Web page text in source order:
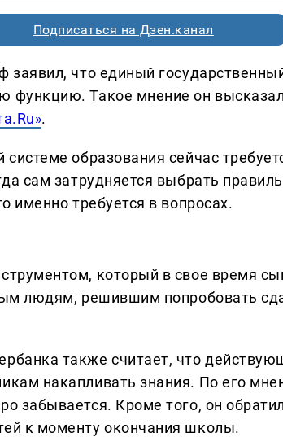
Подписаться на Дзен.канал
заявил, что единый
функцию. Такое мнение он
.
образования сейчас
сам затрудняется выбрать
именно требуется в вопросах.
который в свое время
людям, решившим попробовать
также считает, что
накапливать знания. По его
забывается. Кроме того, он
к моменту окончания школы.